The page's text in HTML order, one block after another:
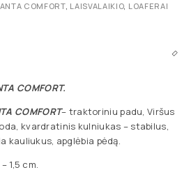
COMFORT, LAISVALAIKIO, LOAFERAI
COMFORT.
COMFORT– traktoriniu padu, Viršus
kvardratinis kulniukas – stabilus,
kauliukus, apglėbia pėdą.
1,5 cm.